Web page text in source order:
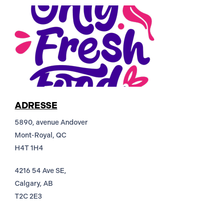
ADRESSE
5890, avenue Andover
Mont-Royal, QC
H4T 1H4
4216 54 Ave SE,
Calgary, AB
T2C 2E3